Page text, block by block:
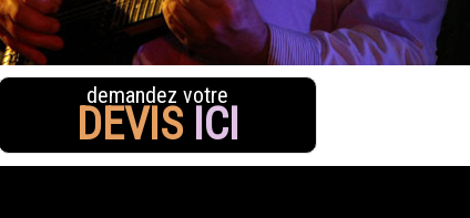
demandez votre
DEVIS ICI